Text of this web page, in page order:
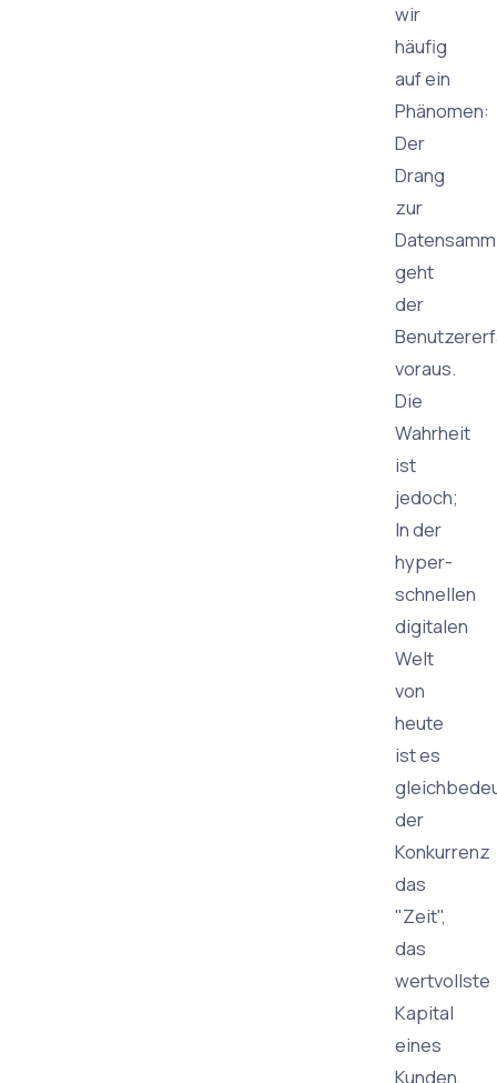
wir
häufig
auf ein
Phänomen:
Der
Drang
zur
geht
der
voraus.
Die
Wahrheit
ist
jedoch;
In der
hyper-
schnellen
digitalen
Welt
von
heute
ist es
der
Konkurrenz
das
"Zeit",
das
wertvollste
Kapital
eines
Kunden,